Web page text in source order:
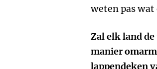
weten pas wat
Zal elk land
manier
lappendeken